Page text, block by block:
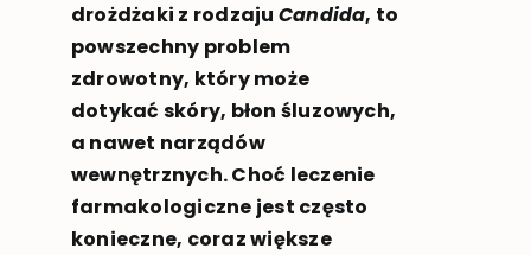
drożdżaki z rodzaju Candida, to
powszechny problem
zdrowotny, który może
dotykać skóry, błon śluzowych,
a nawet narządów
wewnętrznych. Choć leczenie
farmakologiczne jest często
konieczne, coraz większe